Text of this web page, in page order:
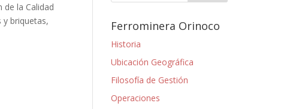
la Calidad
y briquetas,
Ferrominera Orinoco
Historia
Ubicación Geográfica
Filosofía de Gestión
Operaciones